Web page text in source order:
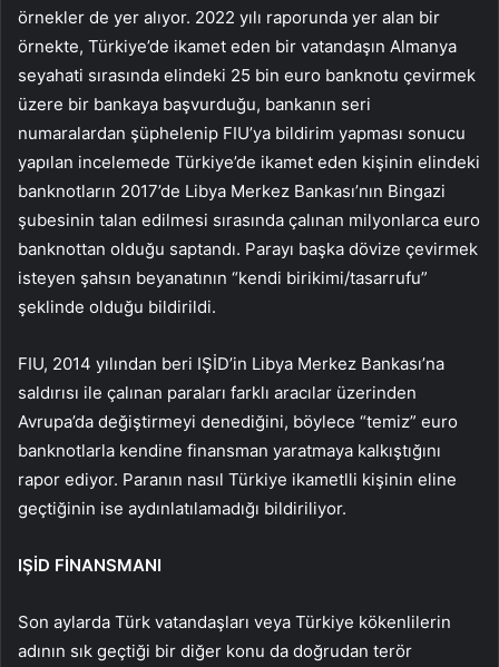
örnekler de yer alıyor. 2022 yılı raporunda yer alan bir
örnekte, Türkiye’de ikamet eden bir vatandaşın Almanya
seyahati sırasında elindeki 25 bin euro banknotu çevirmek
üzere bir bankaya başvurduğu, bankanın seri
numaralardan şüphelenip FIU’ya bildirim yapması sonucu
yapılan incelemede Türkiye’de ikamet eden kişinin elindeki
banknotların 2017’de Libya Merkez Bankası’nın Bingazi
şubesinin talan edilmesi sırasında çalınan milyonlarca euro
banknottan olduğu saptandı. Parayı başka dövize çevirmek
isteyen şahsın beyanatının “kendi birikimi/tasarrufu”
şeklinde olduğu bildirildi.
FIU, 2014 yılından beri IŞİD’in Libya Merkez Bankası’na
saldırısı ile çalınan paraları farklı aracılar üzerinden
Avrupa’da değiştirmeyi denediğini, böylece “temiz” euro
banknotlarla kendine finansman yaratmaya kalkıştığını
rapor ediyor. Paranın nasıl Türkiye ikametlli kişinin eline
geçtiğinin ise aydınlatılamadığı bildiriliyor.
IŞİD FİNANSMANI
Son aylarda Türk vatandaşları veya Türkiye kökenlilerin
adının sık geçtiği bir diğer konu da doğrudan terör